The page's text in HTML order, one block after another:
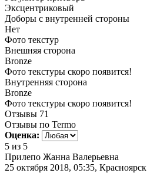
Эксцентриковый
Доборы с внутренней стороны
Нет
Фото текстур
Внешняя сторона
Bronze
Фото текстуры скоро появится!
Внутренняя сторона
Bronze
Фото текстуры скоро появится!
Отзывы 71
Отзывы по Termo
Оценка:
5 из 5
Прилепо Жанна Валерьевна
25 октября 2018, 05:35, Красноярск